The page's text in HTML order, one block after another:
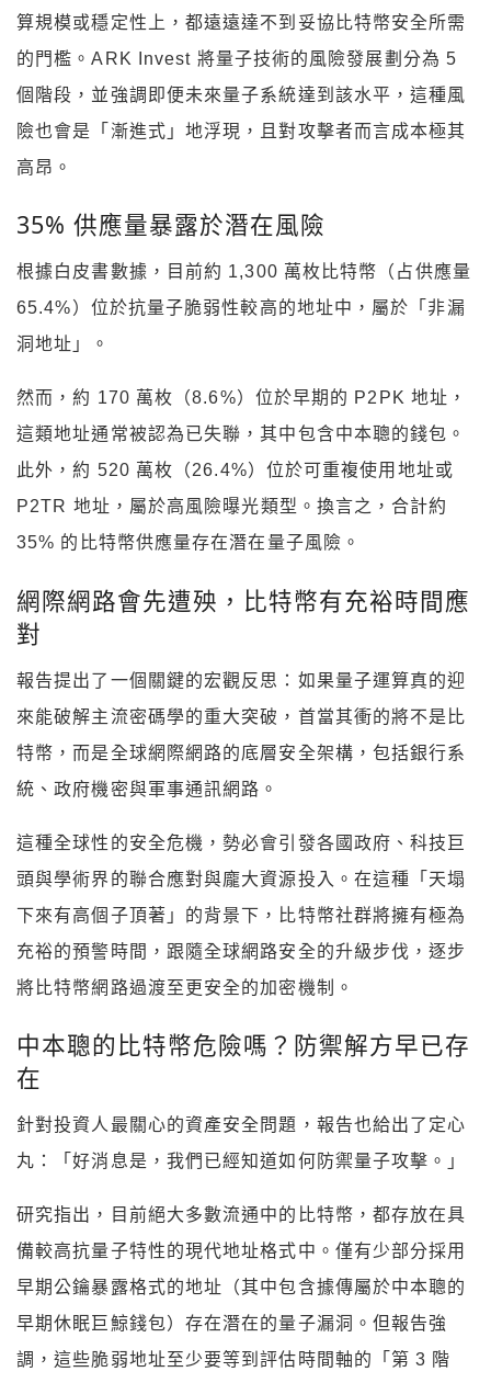
算規模或穩定性上，都遠遠達不到妥協比特幣安全所需
的門檻。ARK Invest 將量子技術的風險發展劃分為 5
個階段，並強調即便未來量子系統達到該水平，這種風
險也會是「漸進式」地浮現，且對攻擊者而言成本極其
高昂。
35% 供應量暴露於潛在風險
根據白皮書數據，目前約 1,300 萬枚比特幣（占供應量
65.4%）位於抗量子脆弱性較高的地址中，屬於「非漏
洞地址」。
然而，約 170 萬枚（8.6%）位於早期的 P2PK 地址，
這類地址通常被認為已失聯，其中包含中本聰的錢包。
此外，約 520 萬枚（26.4%）位於可重複使用地址或
P2TR 地址，屬於高風險曝光類型。換言之，合計約
35% 的比特幣供應量存在潛在量子風險。
網際網路會先遭殃，比特幣有充裕時間應
對
報告提出了一個關鍵的宏觀反思：如果量子運算真的迎
來能破解主流密碼學的重大突破，首當其衝的將不是比
特幣，而是全球網際網路的底層安全架構，包括銀行系
統、政府機密與軍事通訊網路。
這種全球性的安全危機，勢必會引發各國政府、科技巨
頭與學術界的聯合應對與龐大資源投入。在這種「天塌
下來有高個子頂著」的背景下，比特幣社群將擁有極為
充裕的預警時間，跟隨全球網路安全的升級步伐，逐步
將比特幣網路過渡至更安全的加密機制。
中本聰的比特幣危險嗎？防禦解方早已存
在
針對投資人最關心的資產安全問題，報告也給出了定心
丸：「好消息是，我們已經知道如何防禦量子攻擊。」
研究指出，目前絕大多數流通中的比特幣，都存放在具
備較高抗量子特性的現代地址格式中。僅有少部分採用
早期公鑰暴露格式的地址（其中包含據傳屬於中本聰的
早期休眠巨鯨錢包）存在潛在的量子漏洞。但報告強
調，這些脆弱地址至少要等到評估時間軸的「第 3 階